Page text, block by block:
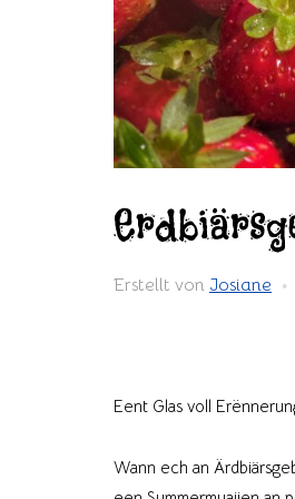
Erstellt von Josiane
Eent Glas voll
Wann ech an